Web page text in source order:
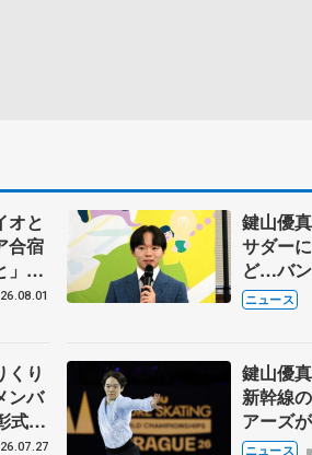
オと
合宿
と」
、岡
鍵山優
サダー
ど…バ
ニュース
くり
ンバ
式、
園子
鍵山優
新幹線
アーズ
ニュース